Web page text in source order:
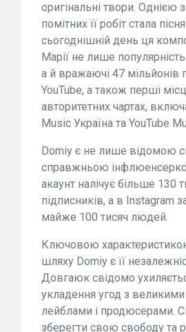
оригінальні твори. Однією
помітних її робіт стала
сьогоднішній день ця
Марії не лише
а й вражаючі 47 мільйонів
YouTube, а також перші
авторитетних чартах,
Music Україна та YouTube
Domiy є не лише відомою
справжньою
акаунт налічує більше 130
підписників, а в Instagram
майже 100 тисяч людей.
Ключовою
шляху Domiy є її
Довгаюк свідомо
укладення угод з
лейблами і продюсерами.
зберегти свою свободу та